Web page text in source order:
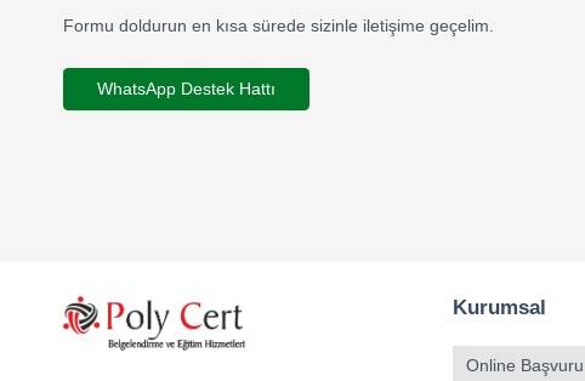
Formu doldurun en kısa sürede sizinle iletişime geçelim.
WhatsApp Destek Hattı
Kurumsal
Online Başvuru